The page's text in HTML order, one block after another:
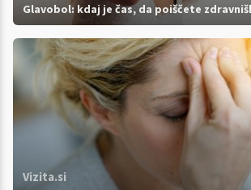
Glavobol: kdaj je čas, da poiščete
Vizita.si